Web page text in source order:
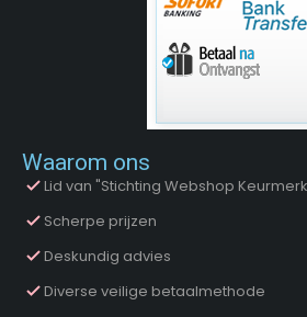
Waarom ons
Lid van "Stichting Webshop
Scherpe prijzen
Deskundig advies
Diverse veilige betaalmethode